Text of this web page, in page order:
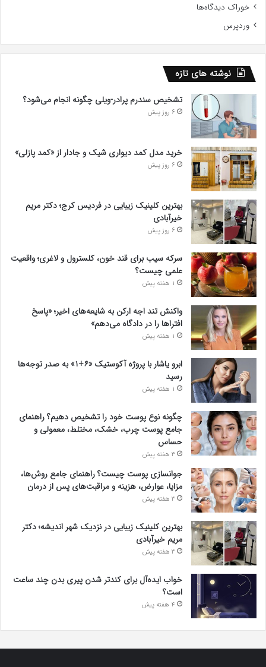
خوراک دیدگاه‌ها
وردپرس
نوشته های تازه
تشخیص سندرم پرادر-ویلی چگونه انجام می‌شود؟
6 روز پیش
خرید مدل کمد دیواری شیک و جادار از «کمد پازلی»
6 روز پیش
بهترین کلینیک زیبایی در فردیس کرج؛ دکتر مریم
خیرآبادی
6 روز پیش
سرکه سیب برای قند خون، کلسترول و لاغری؛ واقعیت
علمی چیست؟
1 هفته پیش
واکنش تند اجه ارکن به شایعه‌های اخیر؛ «پاسخ
افتراها را در دادگاه می‌دهم»
1 هفته پیش
ابرو یاشار با پروژه آکوستیک «۶+۱» به صدر توجه‌ها
رسید
1 هفته پیش
چگونه نوع پوست خود را تشخیص دهیم؟ راهنمای
جامع پوست چرب، خشک، مختلط، معمولی و
حساس
3 هفته پیش
جوانسازی پوست چیست؟ راهنمای جامع روش‌ها،
مزایا، عوارض، هزینه و مراقبت‌های پس از درمان
3 هفته پیش
بهترین کلینیک زیبایی در نزدیک شهر اندیشه؛ دکتر
مریم خیرآبادی
3 هفته پیش
خواب ایده‌آل برای کندتر شدن پیری بدن چند ساعت
است؟
4 هفته پیش